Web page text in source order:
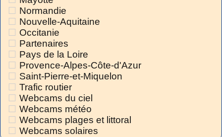
Normandie
Nouvelle-Aquitaine
Occitanie
Partenaires
Pays de la Loire
Provence-Alpes-Côte-d'Azur
Saint-Pierre-et-Miquelon
Trafic routier
Webcams du ciel
Webcams météo
Webcams plages et littoral
Webcams solaires